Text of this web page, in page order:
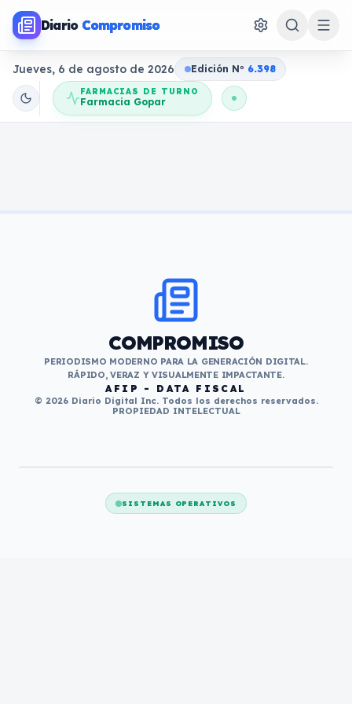
Diario Compromiso
Jueves, 6 de agosto de 2026 Edición No 6.398
FARMACIAS DE TURNO
Farmacia Gopar
COMPROMISO
PERIODISMO MODERNO PARA LA GENERACIÓN DIGITAL.
RÁPIDO, VERAZ Y VISUALMENTE IMPACTANTE.
AFIP - DATA FISCAL
© 2026 Diario Digital Inc. Todos los derechos reservados.
PROPIEDAD INTELECTUAL
SISTEMAS OPERATIVOS